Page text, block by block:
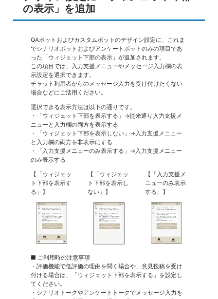
の表示」を追加
QAボットおよびカスタムボットのデザイン設定に、これま
でシナリオボットおよびアンケートボットのみの項目であ
った「ウィジェット下部の表示」が追加されます。
この項目では、入力支援メニューやメッセージ入力欄の表
示設定を選択できます。
チャット利用者からのメッセージ入力を受け付けたくない
場合などにご活用ください。
選択できる表示方法は以下の通りです。
・「ウィジェット下部を表示する」→従来通り入力支援メ
ニューと入力欄の両方を表示する
・「ウィジェット下部を表示しない」→入力支援メニュー
と入力欄の両方を非表示にする
・「入力支援メニューのみ表示する」→入力支援メニュー
のみ表示する
【「ウィジェッ
ト下部を表示す
る」】
【「ウィジェッ
ト下部を表示し
ない」】
【「入力支援メ
ニューのみ表示
する」】
■ ご利用時の注意事項
・評価機能で低評価の理由を聞く場合や、意見投稿を受け
付ける場合は、「ウィジェット下部を表示する」を設定し
てください。
・シナリオトークやアンケートトークでメッセージ入力を